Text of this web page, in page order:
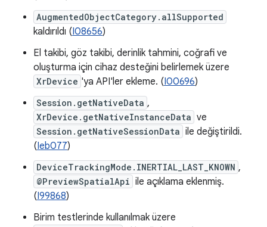
AugmentedObjectCategory.allSupported
kaldırıldı (I08656)
El takibi, göz takibi, derinlik tahmini, coğrafi ve
oluşturma için cihaz desteğini belirlemek üzere
XrDevice 'ya API'ler ekleme. (I00696)
Session.getNativeData ,
XrDevice.getNativeInstanceData ve
Session.getNativeSessionData ile değiştirildi.
(Ieb077)
DeviceTrackingMode.INERTIAL_LAST_KNOWN ,
@PreviewSpatialApi ile açıklama eklenmiş.
(I99868)
Birim testlerinde kullanılmak üzere